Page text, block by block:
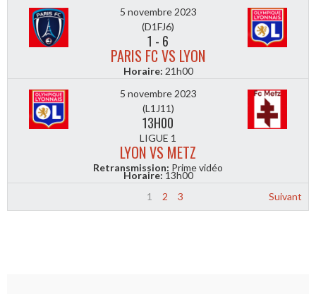
5 novembre 2023
(D1FJ6)
1 - 6
PARIS FC VS LYON
Horaire: 21h00
5 novembre 2023
(L1J11)
13H00
LIGUE 1
LYON VS METZ
Retransmission: Prime vidéo
Horaire:13h00
1
2 3 Suivant